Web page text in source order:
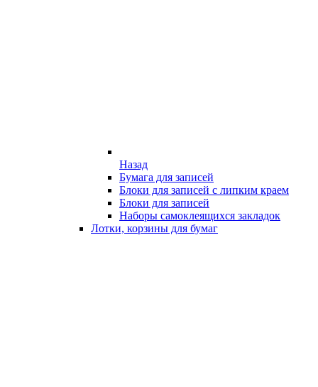
Назад
Бумага для записей
Блоки для записей с липким краем
Блоки для записей
Наборы самоклеящихся закладок
Лотки, корзины для бумаг